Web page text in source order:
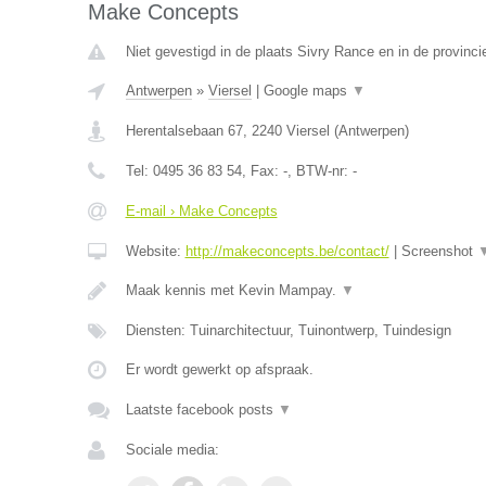
Make Concepts
Niet gevestigd in de plaats Sivry Rance en in de
Antwerpen» Viersel Google maps ▼
Herentalsebaan 67, 2240 Viersel (Antwerpen)
Tel: 0495 36 83 54, Fax: -, BTW-nr: -
E-mail › Make Concepts
Website: http://makeconcepts.be/contact/| Screenshot
Maak kennis met Kevin Mampay. ▼
Diensten: Tuinarchitectuur, Tuinontwerp, Tuindesign
Er wordt gewerkt op afspraak.
Laatste facebook posts ▼
Sociale media: